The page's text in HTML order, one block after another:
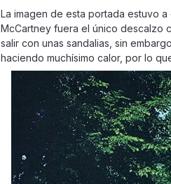
La imagen de esta portada estuvo
McCartney fuera el único descalzo
salir con unas sandalias, sin
haciendo muchísimo calor, por lo